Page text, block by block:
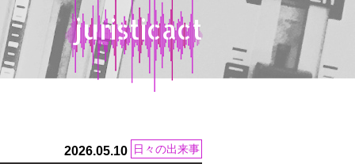
juristicact
2026.05.10 日々の出来事